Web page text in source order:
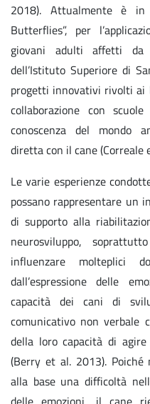
2018). Attualmente è
Butterflies”, per
giovani adulti affetti da
dell’Istituto Superiore di
progetti innovativi rivolti ai
collaborazione con
conoscenza del mondo
diretta con il cane (Correale
Le varie esperienze
possano rappresentare un
di supporto alla
neurosviluppo,
influenzare molteplici
dall’espressione delle
capacità dei cani di
comunicativo non verbale
della loro capacità di
(Berry et al. 2013).
alla base una difficoltà